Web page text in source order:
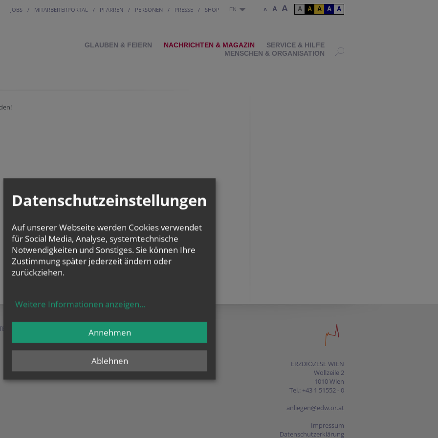
JOBS MITARBEITERPORTAL PFARREN PERSONEN PRESSE SHOP EN A A A A A A A A
GLAUBEN & FEIERN NACHRICHTEN & MAGAZIN
SERVICE & HILFE
MENSCHEN & ORGANISATION
&
ERZDIÖZESE WIEN
Wollzeile 2
1010 Wien
Tel.: +43 1 51552 - 0
anliegen@edw.or.at
Impressum
Datenschutzerklärung
Datenschutzeinstellungen
Auf unserer Webseite werden Cookies verwendet
für Social Media, Analyse, systemtechnische
Notwendigkeiten und Sonstiges. Sie können Ihre
Zustimmung später jederzeit ändern oder
zurückziehen.
Weitere Informationen anzeigen...
Ablehnen
Annehmen